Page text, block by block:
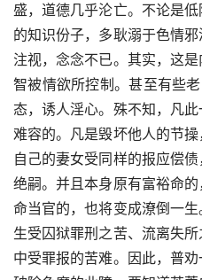
盛，道德几乎沦亡。不论是
的知识份子，多耿溺于色情
注视，念念不已。其实，这
智被情欲所控制。甚至有些
态，诱人淫心。殊不知，凡
难容的。凡是毁坏他人的节
自己的妻女受同样的报应偿
绝嗣。并且本身原有富裕命
命当官的，也将变成潦倒一
生受囚狱罪刑之苦、流离失
中受罪报的苦难。因此，普劝